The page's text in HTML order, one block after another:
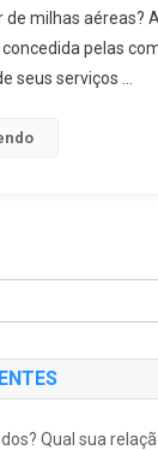
de milhas aéreas?
pelas
seus serviços …
Qual sua